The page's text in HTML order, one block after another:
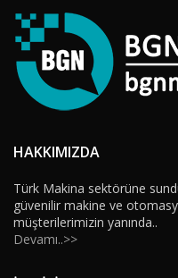
HAKKIMIZDA
Türk Makina sektörüne
güvenilir makine ve
müşterilerimizin yanında..
Devamı..>>